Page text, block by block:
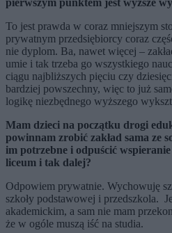
pierwszym punktem jest wyższe
To jest prawda w coraz mniejszym
prywatnym przedsiębiorcy coraz
nie dyplom. Ba, nawet więcej –
umie i tak trzeba go wszystkiego
ciągu najbliższych pięciu czy
bardziej powszechny, więc to już
logikę niezbędnego wyższego
Mam dzieci na początku drogi
powinnam zrobić zakład sama ze
im potrzebne i odpuścić
liceum i tak dalej?
Odpowiem prywatnie. Wychowuję
szkoły podstawowej i przedszkola.
akademickim, a sam nie mam
że w ogóle muszą iść na studia.